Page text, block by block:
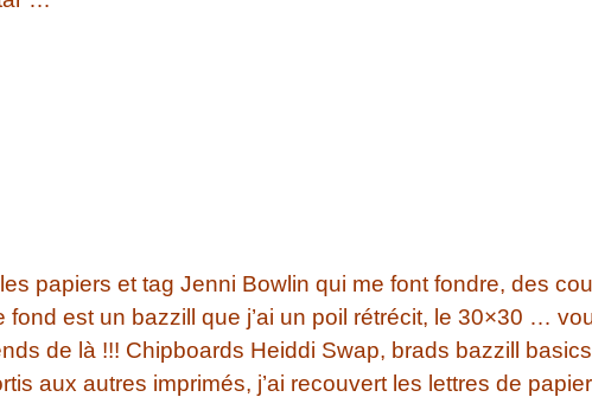
papiers et tag Jenni Bowlin qui me font fondre, des
fond est un bazzill que j’ai un poil rétrécit, le 30×30 …
de là !!! Chipboards Heiddi Swap, brads bazzill
aux autres imprimés, j’ai recouvert les lettres de